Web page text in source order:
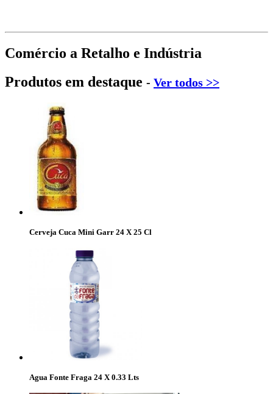
Comércio a Retalho e Indústria
Produtos em destaque - Ver todos >>
Cerveja Cuca Mini Garr 24 X 25 Cl
Agua Fonte Fraga 24 X 0.33 Lts